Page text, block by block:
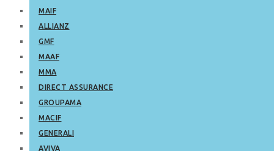
MAIF
ALLIANZ
GMF
MAAF
MMA
DIRECT ASSURANCE
GROUPAMA
MACIF
GENERALI
AVIVA